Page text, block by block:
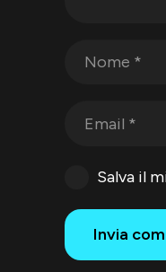
Salva il
Invia